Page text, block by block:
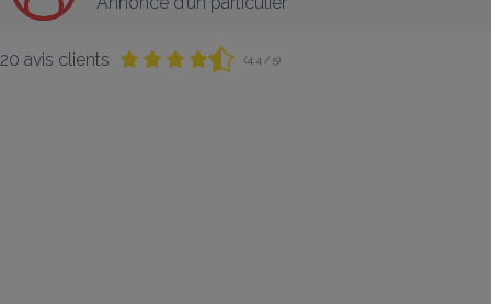
20 avis clients (4,4 / 5)